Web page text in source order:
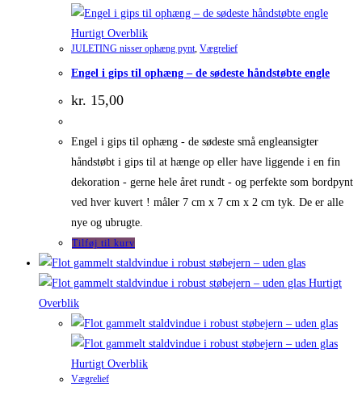
Hurtigt Overblik
JULETING nisser ophæng pynt, Vægrelief
Engel i gips til ophæng – de sødeste håndstøbte engle
kr. 15,00
Engel i gips til ophæng - de sødeste små engleansigter
håndstøbt i gips til at hænge op eller have liggende i en fin
dekoration - gerne hele året rundt - og perfekte som bordpynt
ved hver kuvert ! måler 7 cm x 7 cm x 2 cm tyk. De er alle
nye og ubrugte.
Tilføj til kurv
Hurtigt
Overblik
Hurtigt Overblik
Vægrelief